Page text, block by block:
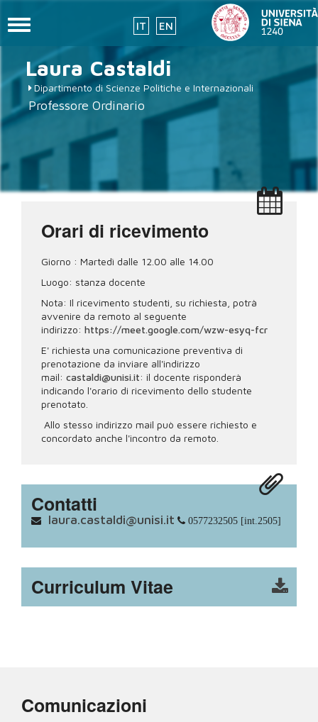
contenuto
principale
IT EN
Toggle
Laura Castaldi
Dipartimento di Scienze Politiche e Internazionali
Professore Ordinario
Orari di ricevimento
Giorno : Martedì dalle 12.00 alle 14.00
Luogo: stanza docente
Nota: Il ricevimento studenti, su richiesta, potrà
avvenire da remoto al seguente
indirizzo: https://meet.google.com/wzw-esyq-fcr
E' richiesta una comunicazione preventiva di
prenotazione da inviare all'indirizzo
mail: castaldi@unisi.it: il docente risponderà
indicando l'orario di ricevimento dello studente
prenotato.
Allo stesso indirizzo mail può essere richiesto e
concordato anche l'incontro da remoto.
Contatti
laura.castaldi@unisi.it 0577232505 [int.2505]
Curriculum Vitae
Comunicazioni